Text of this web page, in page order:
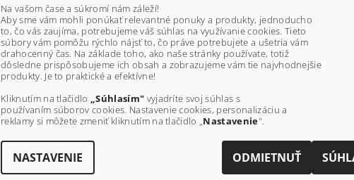
1000 TRV XT/LTD, 15
1000 XT, 13-17
1000i GT, 12
1000i LTD EFI MUDPRO, 12-14
Alterra 400, 16-17
Alterra 450, 16
Alterra 500, 17-18
Alterra 700, 16
Alterra TRV 1000 XT, 17
Alterra TRV 500, 17
H2 MUDPRO, 10-11
H2 THUNDERCAT, 08-11
Na vašom čase a súkromí nám záleží!
Aby sme vám mohli ponúkať relevantné ponuky a produkty, jednoducho
to, čo vás zaujíma, potrebujeme váš súhlas na využívanie cookies. Tieto
súbory vám pomôžu rýchlo nájsť to, čo práve potrebujete a ušetria vám
drahocenný čas. Na základe toho, ako naše stránky používate, totiž
dôsledne prispôsobujeme ich obsah a zobrazujeme vám tie najvhodnejšie
produkty. Je to praktické a efektívne!
Kliknutím na tlačidlo „Súhlasím" vyjadríte svoj súhlas s
používaním súborov cookies. Nastavenie cookies, personalizáciu a
reklamy si môžete zmeniť kliknutím na tlačidlo „Nastavenie".
NASTAVENIE ODMIETNUŤ